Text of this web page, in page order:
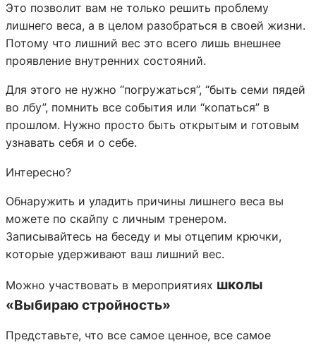
Это позволит вам не только решить проблему
лишнего веса, а в целом разобраться в своей жизни.
Потому что лишний вес это всего лишь внешнее
проявление внутренних состояний.
Для этого не нужно “погружаться”, “быть семи пядей
во лбу”, помнить все события или “копаться” в
прошлом. Нужно просто быть открытым и готовым
узнавать себя и о себе.
Интересно?
Обнаружить и уладить причины лишнего веса вы
можете по скайпу с личным тренером.
Записывайтесь на беседу и мы отцепим крючки,
которые удерживают ваш лишний вес.
Можно участвовать в мероприятиях школы
«Выбираю стройность»
Представьте, что все самое ценное, все самое